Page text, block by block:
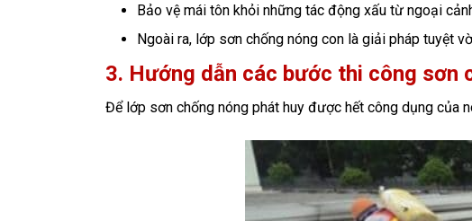
Bảo vệ mái tôn khỏi những tác động xấu từ ngoại
Ngoài ra, lớp sơn chống nóng con là giải pháp tuyệt
3. Hướng dẫn các bước thi công sơn
Để lớp sơn chống nóng phát huy được hết công dụng của